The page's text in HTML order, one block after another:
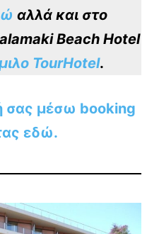
αλλά και στο
Beach Hotel
TourHotel.
σας μέσω booking
εδώ.